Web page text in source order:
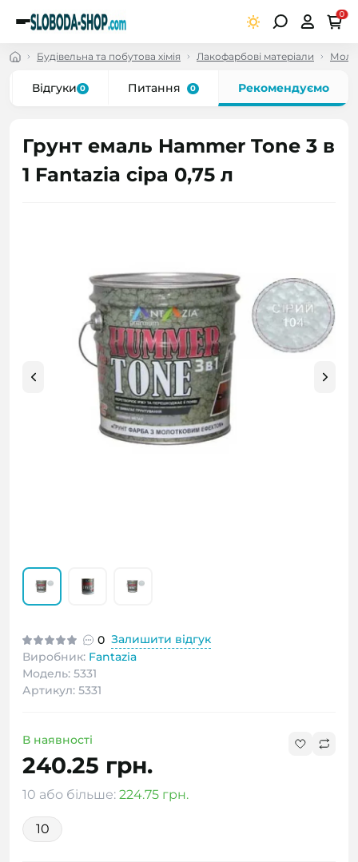
0
Будівельна та побутова хімія Лакофарбові матеріали
Відгуки 0 Питання 0 Рекомендуємо
Грунт емаль Hammer Tone 3 в
1 Fantazia сіра 0,75 л
0 Залишити відгук
Виробник: Fantazia
Модель: 5331
Артикул: 5331
В наявності
240.25 грн.
10 або більше: 224.75 грн.
10